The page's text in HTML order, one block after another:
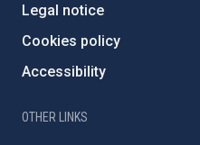
Legal notice
Cookies policy
Accessibility
OTHER LINKS